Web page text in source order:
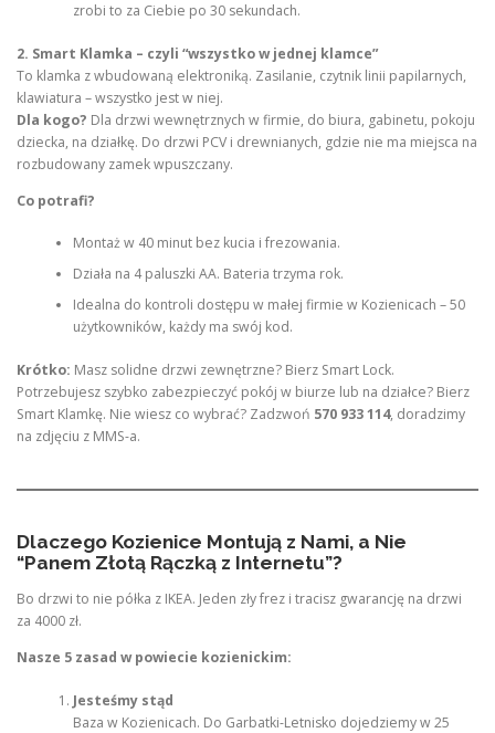
zrobi to za Ciebie po 30 sekundach.
2. Smart Klamka – czyli “wszystko w jednej klamce”
To klamka z wbudowaną elektroniką. Zasilanie, czytnik linii papilarnych,
klawiatura – wszystko jest w niej.
Dla kogo? Dla drzwi wewnętrznych w firmie, do biura, gabinetu, pokoju
dziecka, na działkę. Do drzwi PCV i drewnianych, gdzie nie ma miejsca na
rozbudowany zamek wpuszczany.
Co potrafi?
Montaż w 40 minut bez kucia i frezowania.
Działa na 4 paluszki AA. Bateria trzyma rok.
Idealna do kontroli dostępu w małej firmie w Kozienicach – 50
użytkowników, każdy ma swój kod.
Krótko: Masz solidne drzwi zewnętrzne? Bierz Smart Lock.
Potrzebujesz szybko zabezpieczyć pokój w biurze lub na działce? Bierz
Smart Klamkę. Nie wiesz co wybrać? Zadzwoń 570 933 114, doradzimy
na zdjęciu z MMS-a.
Dlaczego Kozienice Montują z Nami, a Nie
“Panem Złotą Rączką z Internetu”?
Bo drzwi to nie półka z IKEA. Jeden zły frez i tracisz gwarancję na drzwi
za 4000 zł.
Nasze 5 zasad w powiecie kozienickim:
Jesteśmy stąd
Baza w Kozienicach. Do Garbatki-Letnisko dojedziemy w 25